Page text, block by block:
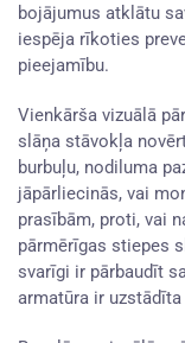
bojājumus atklātu
iespēja rīkoties
pieejamību.
Vienkārša vizuālā
slāņa stāvokļa
burbuļu, nodiluma
jāpārliecinās, vai
prasībām, proti, vai
pārmērīgas stiepes
svarīgi ir pārbaudīt
armatūra ir